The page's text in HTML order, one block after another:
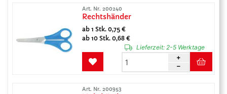
Art. Nr. 200240
Rechtshänder
ab 1 Stk. 0,75 €
ab 10 Stk. 0,68 €
Lieferzeit:2-5 Werktage
Art. Nr. 200953